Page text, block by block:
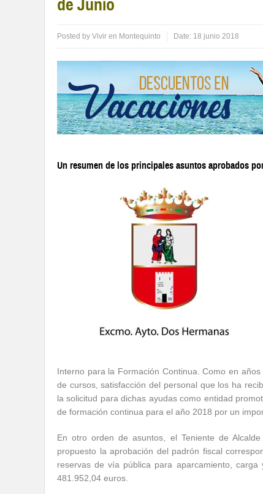
de Junio
Posted by Vivir en Montequinto Date: 18 junio 2018
Un resumen de los principales asuntos aprobados
Interno para la Formación Continua. Como en
de cursos, satisfacción del personal que los ha
la solicitud para dichas ayudas como entidad
de formación continua para el año 2018 por un
En otro orden de asuntos, el Teniente de
propuesto la aprobación del padrón fiscal
reservas de vía pública para aparcamiento,
481.952,04 euros.